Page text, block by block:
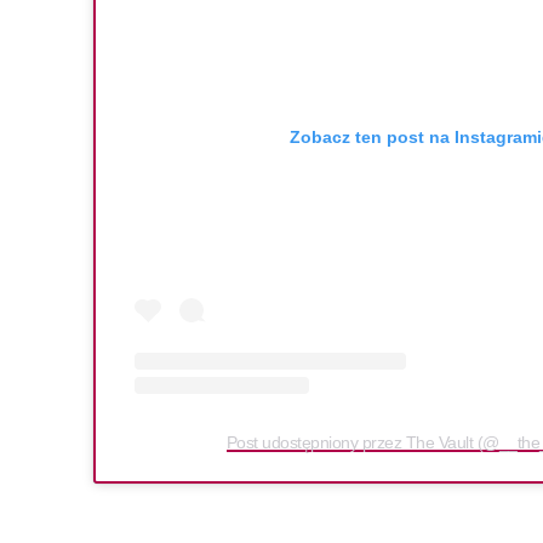
Zobacz ten post na
Post udostępniony przez The Vault